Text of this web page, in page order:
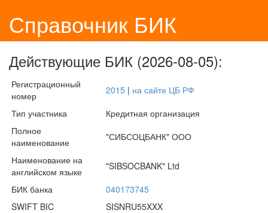
Справочник БИК
Действующие БИК (2026-08-05):
Регистрационный
номер
2015 | на сайте ЦБ РФ
Тип участника
Кредитная организация
Полное
наименование
"СИБСОЦБАНК" ООО
Наименование на
английском языке
"SIBSOCBANK" Ltd
БИК банка
040173745
SWIFT BIC
SISNRU55XXX